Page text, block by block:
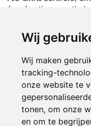
Wij
Wij maken
tracking-
onze website te
tonen, om onze
en om te
handmatige reactie
de code te wijzigen.